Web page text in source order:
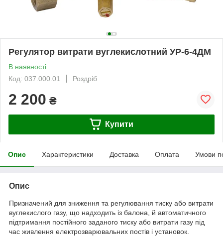
Регулятор витрати вуглекислотний УР-6-4ДМ
В наявності
Код: 037.000.01
Роздріб
2 200 ₴
Купити
Опис Характеристики Доставка Оплата Умови
Опис
Призначений для зниження та регулювання тиску або витрати
вуглекислого газу, що надходить із балона, й автоматичного
підтримання постійного заданого тиску або витрати газу під
час живлення електрозварювальних постів і установок.